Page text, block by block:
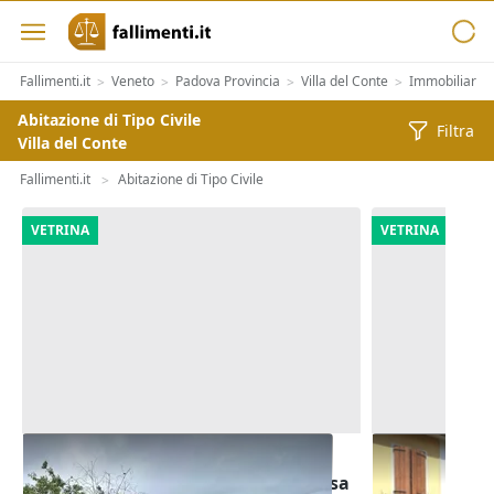
Fallimenti.it > Veneto > Padova Provincia > Villa del Conte > Immobiliari
Abitazione di Tipo Civile
Villa del Conte
Filtra
Fallimenti.it > Abitazione di Tipo Civile
VETRINA
Asta Quota indivisa di 7/16 di
villetta bifamiliare con autorimessa
VETRINA
Asta
cortile e